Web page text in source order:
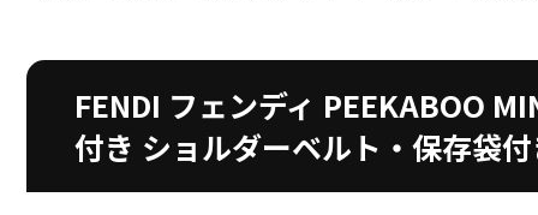
FENDI フェンディ PEEKABOO
付き ショルダーベルト・保存袋